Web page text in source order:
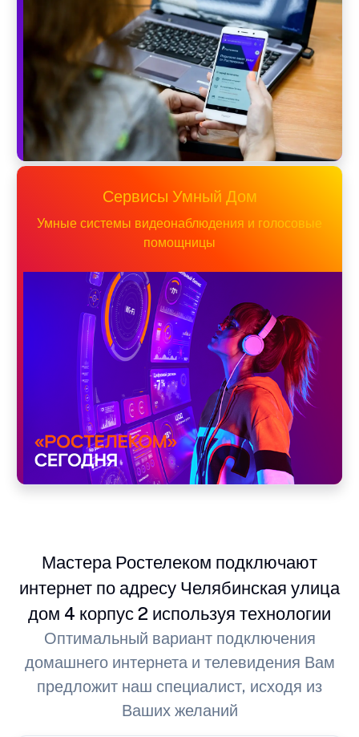
Сервисы Умный Дом
Умные системы видеонаблюдения и голосовые
помощницы
Мастера Ростелеком подключают
интернет по адресу Челябинская улица
дом 4 корпус 2 используя технологии
Оптимальный вариант подключения
домашнего интернета и телевидения Вам
предложит наш специалист, исходя из
Ваших желаний